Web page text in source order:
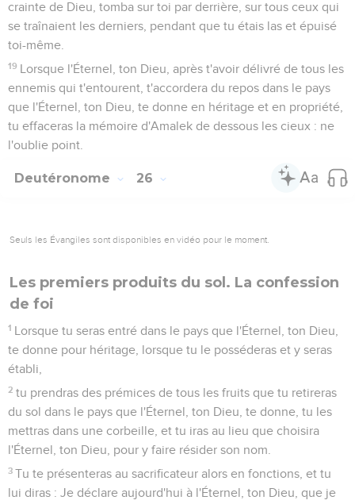
crainte de Dieu, tomba sur toi par derrière, sur tous ceux qui
se traînaient les derniers, pendant que tu étais las et épuisé
toi-même.
19 Lorsque l'Éternel, ton Dieu, après t'avoir délivré de tous les
ennemis qui t'entourent, t'accordera du repos dans le pays
que l'Éternel, ton Dieu, te donne en héritage et en propriété,
tu effaceras la mémoire d'Amalek de dessous les cieux : ne
l'oublie point.
Deutéronome 26
Seuls les Évangiles sont disponibles en vidéo pour le moment.
Les premiers produits du sol. La confession
de foi
1 Lorsque tu seras entré dans le pays que l'Éternel, ton Dieu,
te donne pour héritage, lorsque tu le posséderas et y seras
établi,
2 tu prendras des prémices de tous les fruits que tu retireras
du sol dans le pays que l'Éternel, ton Dieu, te donne, tu les
mettras dans une corbeille, et tu iras au lieu que choisira
l'Éternel, ton Dieu, pour y faire résider son nom.
3 Tu te présenteras au sacrificateur alors en fonctions, et tu
lui diras : Je déclare aujourd'hui à l'Éternel, ton Dieu, que je